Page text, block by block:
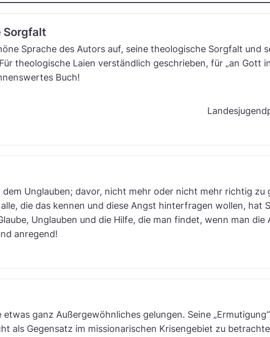
Sorgfalt
Sprache des Autors auf, seine theologische Sorgfalt und
theologische Laien verständlich geschrieben, für „an Gott
Buch!
Unglauben; davor, nicht mehr oder nicht mehr richtig zu
die das kennen und diese Angst hinterfragen wollen, hat
Unglauben und die Hilfe, die man findet, wenn man die
anregend!
ganz Außergewöhnliches gelungen. Seine
als Gegensatz im missionarischen Krisengebiet zu